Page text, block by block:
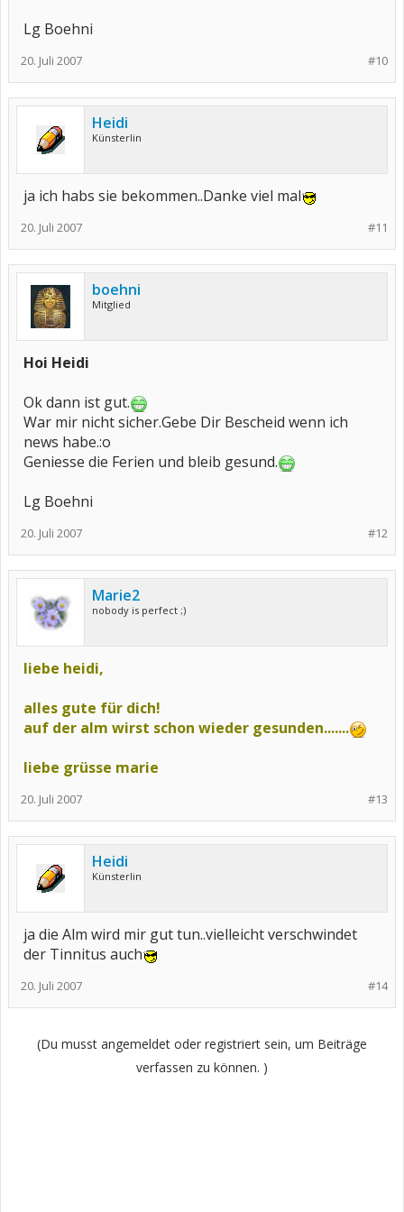
Lg Boehni
#10
20. Juli 2007
Heidi
Künsterlin
ja ich habs sie bekommen..Danke viel mal
#11
20. Juli 2007
boehni
Mitglied
Hoi Heidi
Ok dann ist gut.
War mir nicht sicher.Gebe Dir Bescheid wenn ich
news habe.:o
Geniesse die Ferien und bleib gesund.
Lg Boehni
#12
20. Juli 2007
Marie2
nobody is perfect ;)
liebe heidi,
alles gute für dich!
auf der alm wirst schon wieder gesunden.......
liebe grüsse marie
#13
20. Juli 2007
Heidi
Künsterlin
ja die Alm wird mir gut tun..vielleicht verschwindet
der Tinnitus auch
#14
20. Juli 2007
(Du musst angemeldet oder registriert sein, um Beiträge
verfassen zu können. )